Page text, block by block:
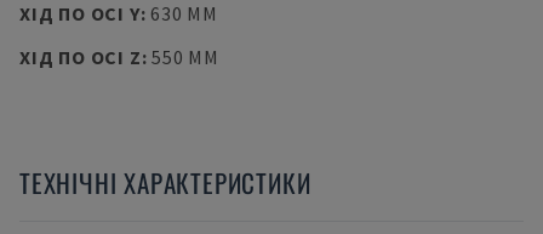
ХІД ПО ОСІ Y: 630 MM
ХІД ПО ОСІ Z:550 MM
ТЕХНІЧНІ ХАРАКТЕРИСТИКИ